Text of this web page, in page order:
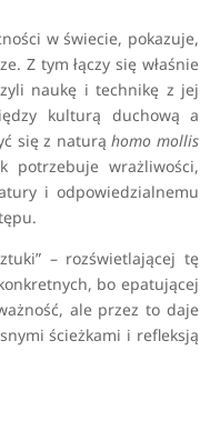
w świecie, pokazuje,
Z tym łączy się właśnie
naukę i technikę z jej
kulturą duchową a
się z naturąhomo mollis
potrzebuje wrażliwości,
i odpowiedzialnemu
– rozświetlającej tę
bo epatującej
ale przez to daje
ścieżkami i refleksją